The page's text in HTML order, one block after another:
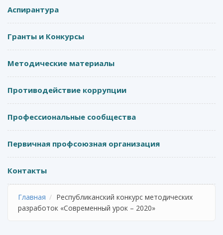
Аспирантура
Гранты и Конкурсы
Методические материалы
Противодействие коррупции
Профессиональные сообщества
Первичная профсоюзная организация
Контакты
Главная
Республиканский конкурс методических
разработок «Современный урок – 2020»